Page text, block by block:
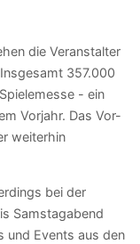
die Veranstalter
357.000
- ein
Vorjahr. Das Vor-
weiterhin
bei der
Samstagabend
und Events aus den